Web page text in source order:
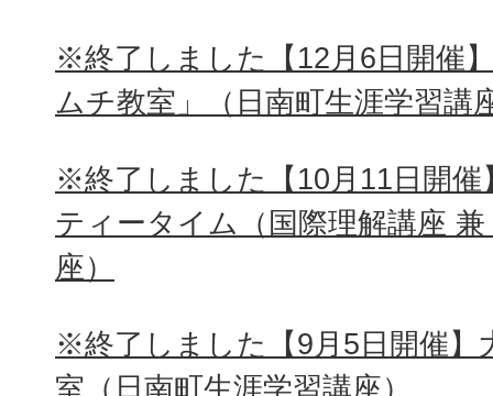
※終了しました【12月6日開催
ムチ教室」（日南町生涯学習講
※終了しました【10月11日開
ティータイム（国際理解講座
座）
※終了しました【9月5日開催】
室（日南町生涯学習講座）